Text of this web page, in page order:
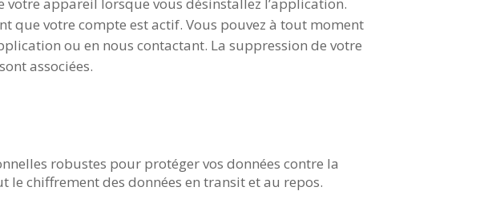
que votre compte est actif. Vous pouvez à tout moment
ou en nous contactant. La suppression de votre
associées.
robustes pour protéger vos données contre la
chiffrement des données en transit et au repos.